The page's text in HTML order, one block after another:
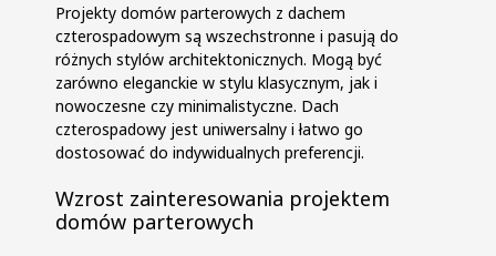
Projekty domów parterowych z dachem
czterospadowym są wszechstronne i pasują do
różnych stylów architektonicznych. Mogą być
zarówno eleganckie w stylu klasycznym, jak i
nowoczesne czy minimalistyczne. Dach
czterospadowy jest uniwersalny i łatwo go
dostosować do indywidualnych preferencji.
Wzrost zainteresowania projektem
domów parterowych